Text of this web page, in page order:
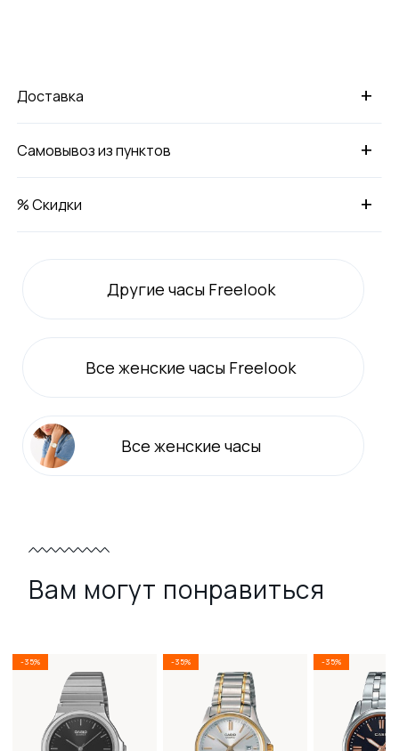
+
Доставка
+
Самовывоз из пунктов
+
% Скидки
Другие часы Freelook
Всеженские часы Freelook
Все женские часы
Вам могут понравиться
-35% -35% -35%